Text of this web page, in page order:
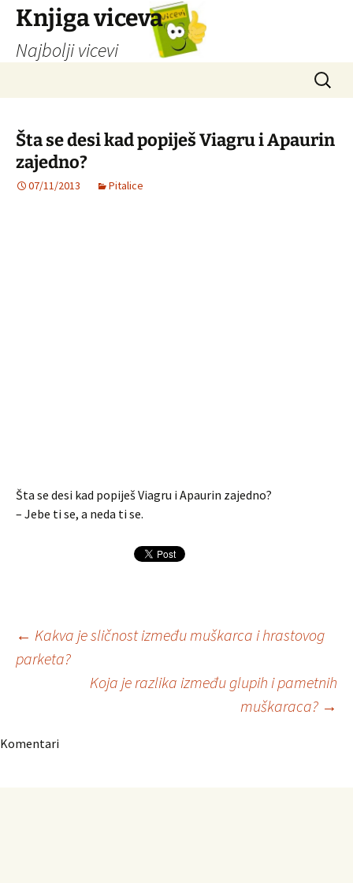
Knjiga viceva
Najbolji vicevi
Šta se desi kad popiješ Viagru i Apaurin
zajedno?
07/11/2013 Pitalice
Šta se desi kad popiješ Viagru i Apaurin zajedno?
– Jebe ti se, a neda ti se.
Navigacija
članaka
← Kakva je sličnost između muškarca i hrastovog
parketa?
Koja je razlika između glupih i pametnih
muškaraca? →
Komentari